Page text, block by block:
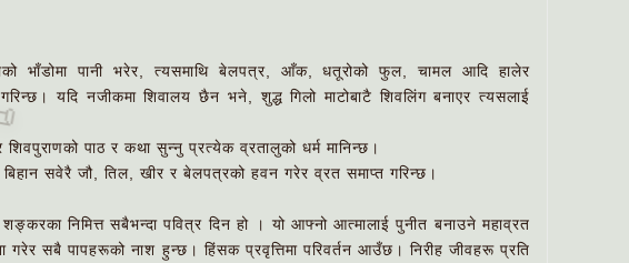
भाँडोमा पानी भरेर, त्यसमाथि बेलपत्र, आँक, धतूरोको फुल, चामल आदि हालेर
गरिन्छ। यदि नजीकमा शिवालय छैन भने, शुद्ध गिलो माटोबाटै शिवलिंग बनाएर त्यसलाई
पाठ र कथा सुन्नु प्रत्येक व्रतालुको धर्म मानिन्छ।
सवेरै जौ, तिल, खीर र बेलपत्रको हवन गरेर व्रत समाप्त गरिन्छ।
शङ्करका निमित्त सबैभन्दा पवित्र दिन हो । यो आफ्नो आत्मालाई पुनीत बनाउने महाव्रत
गरेर सबै पापहरूको नाश हुन्छ। हिंसक प्रवृत्तिमा परिवर्तन आउँछ। निरीह जीवहरू प्रति